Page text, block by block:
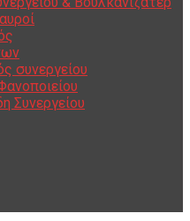
συνεργείου
Συνεργείου